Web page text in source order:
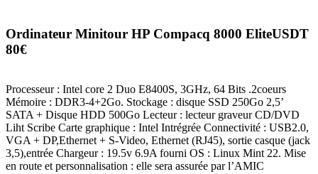
Ordinateur Minitour HP Compacq 8000 EliteUSDT
80€
Processeur : Intel core 2 Duo E8400S, 3GHz, 64 Bits .2coeurs
Mémoire : DDR3-4+2Go. Stockage : disque SSD 250Go 2,5’
SATA + Disque HDD 500Go Lecteur : lecteur graveur CD/DVD
Liht Scribe Carte graphique : Intel Intrégrée Connectivité : USB2.0,
VGA + DP,Ethernet + S-Video, Ethernet (RJ45), sortie casque (jack
3,5),entrée Chargeur : 19.5v 6.9A fourni OS : Linux Mint 22. Mise
en route et personnalisation : elle sera assurée par l’AMIC